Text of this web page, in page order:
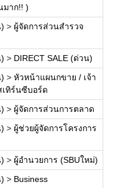
มาก!! )
> ผู้จัดการส่วนสำรวจ
> DIRECT SALE (ด่วน)
> หัวหน้าแผนกขาย / เจ้า
เทิร์นซีบอร์ด
> ผู้จัดการส่วนการตลาด
> ผู้ช่วยผู้จัดการโครงการ
> ผู้อำนวยการ (SBUใหม่)
> Business